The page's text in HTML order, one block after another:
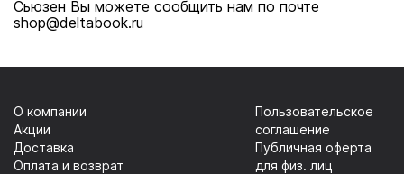
Сьюзен Вы можете сообщить нам по почте
shop@deltabook.ru
О компании
Акции
Доставка
Оплата и возврат
Пользовательское
соглашение
Публичная оферта
для физ. лиц